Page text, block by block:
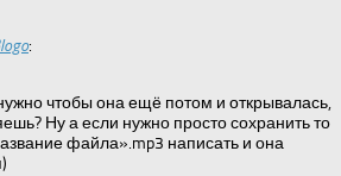
:
чтобы она ещё потом и открывалась,
Ну а если нужно просто сохранить то
файла».mp3 написать и она